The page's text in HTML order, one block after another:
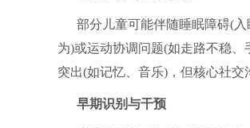
部分儿童可能伴随睡眠障碍(
为)或运动协调问题(如走路不稳
突出(如记忆、音乐)，但核心社交
早期识别与干预